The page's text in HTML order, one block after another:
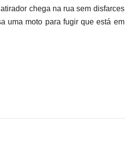
chega na rua sem disfarces
uma moto para fugir que está em